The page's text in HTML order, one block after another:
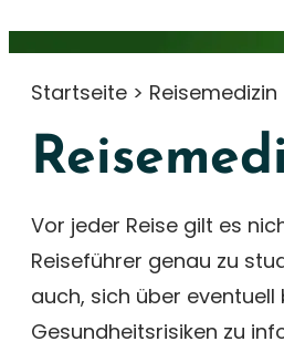
Startseite > Reisemedizin
Vor jeder Reise gilt es
Reiseführer genau zu
auch, sich über
Gesundheitsrisiken zu